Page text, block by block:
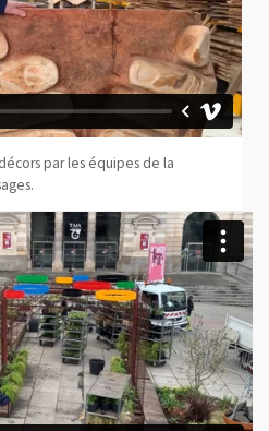
par les équipes de la